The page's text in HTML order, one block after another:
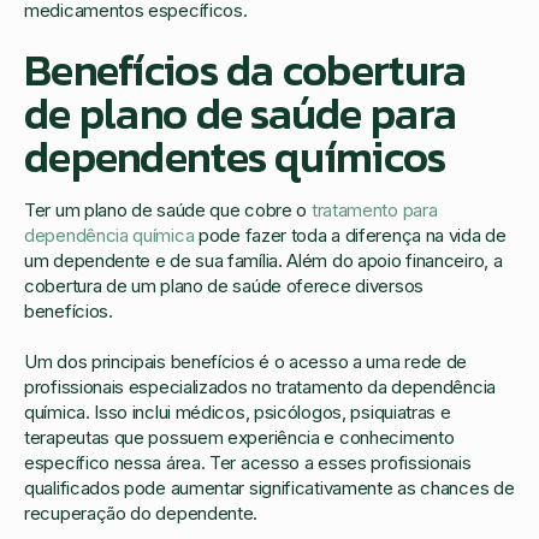
medicamentos específicos.
Benefícios da cobertura
de plano de saúde para
dependentes químicos
Ter um plano de saúde que cobre o tratamento para
dependência química pode fazer toda a diferença na vida de
um dependente e de sua família. Além do apoio financeiro, a
cobertura de um plano de saúde oferece diversos
benefícios.
Um dos principais benefícios é o acesso a uma rede de
profissionais especializados no tratamento da dependência
química. Isso inclui médicos, psicólogos, psiquiatras e
terapeutas que possuem experiência e conhecimento
específico nessa área. Ter acesso a esses profissionais
qualificados pode aumentar significativamente as chances de
recuperação do dependente.